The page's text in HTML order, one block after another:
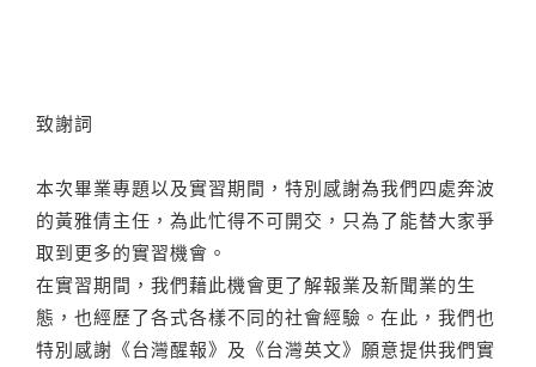
致謝詞
本次畢業專題以及實習期間，特別感謝為我們四處奔波
的黃雅倩主任，為此忙得不可開交，只為了能替大家爭
取到更多的實習機會。
在實習期間，我們藉此機會更了解報業及新聞業的生
態，也經歷了各式各樣不同的社會經驗。在此，我們也
特別感謝《台灣醒報》及《台灣英文》願意提供我們實